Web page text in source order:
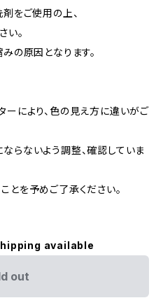
をご使用の上、
い。
の原因となります。
ーにより、色の見え方に違いがご
らないよう調整、確認していま
とを予めご了承ください。
available
out